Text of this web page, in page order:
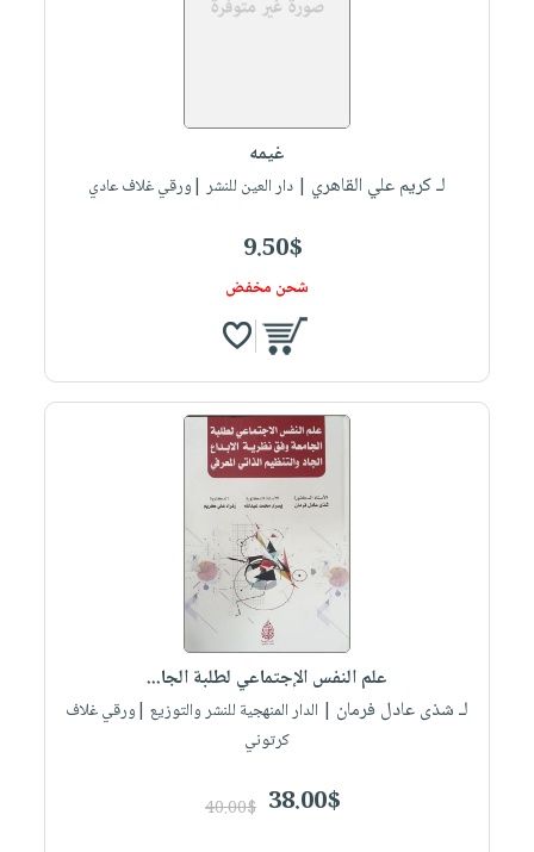
غيمه
لـ كريم علي القاهري | دار العين للنشر |ورقي غلاف عادي
9.50$
شحن مخفض
علم النفس الإجتماعي لطلبة الجا...
لـ شذى عادل فرمان | الدار المنهجية للنشر والتوزيع |ورقي غلاف
كرتوني
38.00$
40.00$